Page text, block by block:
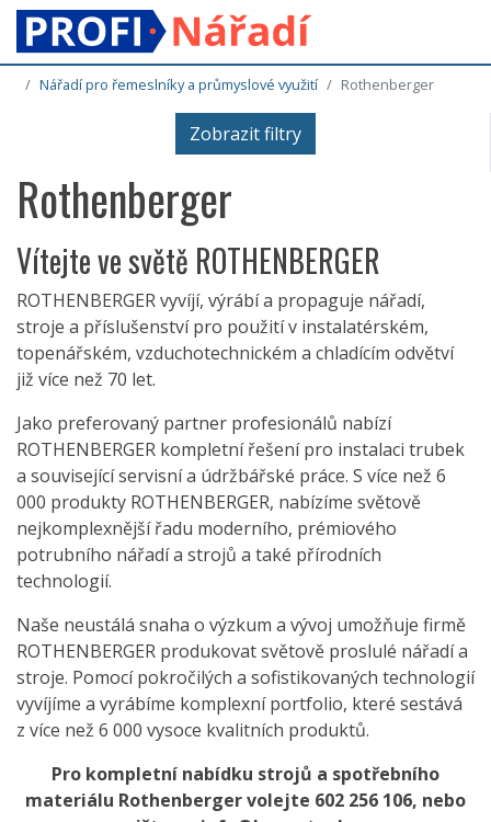
Nářadí pro řemeslníky a průmyslové využití Rothenberger
Zobrazit filtry
Rothenberger
Vítejte ve světě ROTHENBERGER
ROTHENBERGER vyvíjí, výrábí a propaguje nářadí,
stroje a příslušenství pro použití v instalatérském,
topenářském, vzduchotechnickém a chladícím odvětví
již více než 70 let.
Jako preferovaný partner profesionálů nabízí
ROTHENBERGER kompletní řešení pro instalaci trubek
a související servisní a údržbářské práce. S více než 6
000 produkty ROTHENBERGER, nabízíme světově
nejkomplexnější řadu moderního, prémiového
potrubního nářadí a strojů a také přírodních
technologií.
Naše neustálá snaha o výzkum a vývoj umožňuje firmě
ROTHENBERGER produkovat světově proslulé nářadí a
stroje. Pomocí pokročilých a sofistikovaných technologií
vyvíjíme a vyrábíme komplexní portfolio, které sestává
z více než 6 000 vysoce kvalitních produktů.
Pro kompletní nabídku strojů a spotřebního
materiálu Rothenberger volejte 602 256 106, nebo